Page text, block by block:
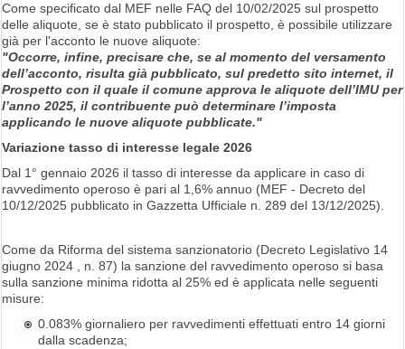
Come specificato dal MEF nelle FAQ del 10/02/2025 sul prospetto
delle aliquote, se è stato pubblicato il prospetto, è possibile utilizzare
già per l'acconto le nuove aliquote:
"Occorre, infine, precisare che, se al momento del versamento
dell’acconto, risulta già pubblicato, sul predetto sito internet, il
Prospetto con il quale il comune approva le aliquote dell’IMU per
l’anno 2025, il contribuente può determinare l’imposta
applicando le nuove aliquote pubblicate."
Variazione tasso di interesse legale 2026
Dal 1° gennaio 2026 il tasso di interesse da applicare in caso di
ravvedimento operoso è pari al 1,6% annuo (MEF - Decreto del
10/12/2025 pubblicato in Gazzetta Ufficiale n. 289 del 13/12/2025).
Come da Riforma del sistema sanzionatorio (Decreto Legislativo 14
giugno 2024 , n. 87) la sanzione del ravvedimento operoso si basa
sulla sanzione minima ridotta al 25% ed è applicata nelle seguenti
misure:
0.083% giornaliero per ravvedimenti effettuati entro 14 giorni
dalla scadenza;